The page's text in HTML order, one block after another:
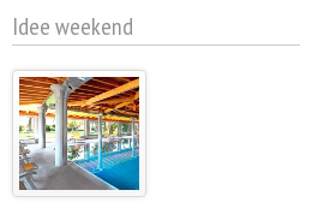
Idee weekend